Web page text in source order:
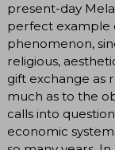
present-day
perfect example
phenomenon,
religious,
gift exchange as
much as to the
calls into
economic